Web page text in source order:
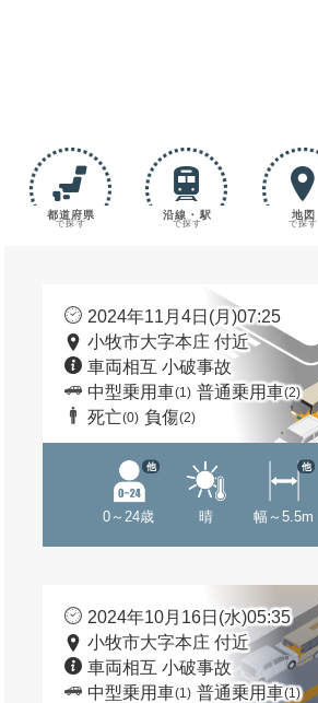
都道府県
で探す
沿線・駅
で探す
地図
で探す
2024年11月4日(月)07:25
小牧市大字本庄 付近
車両相互 小破事故
中型乗用車(1) 普通乗用車(2)
死亡(0) 負傷(2)
0～24歳
他
晴 幅～5.5m
他
2024年10月16日(水)05:35
小牧市大字本庄 付近
車両相互 小破事故
中型乗用車(1) 普通乗用車(1)